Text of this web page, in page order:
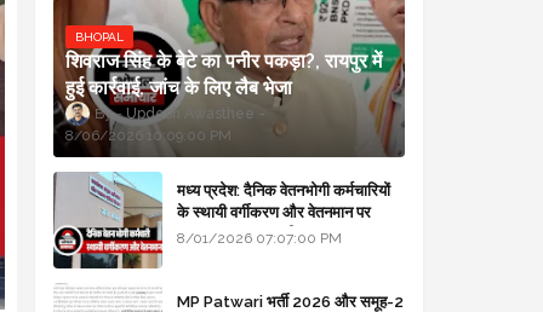
BHOPAL
शिवराज सिंह के बेटे का पनीर पकड़ा?, रायपुर में
हुई कार्रवाई, जांच के लिए लैब भेजा
Updesh Awasthee
8/06/2026 10:09:00 PM
मध्य प्रदेश: दैनिक वेतनभोगी कर्मचारियों
के स्थायी वर्गीकरण और वेतनमान पर
सरकार का बड़ा स्पष्टीकरण
8/01/2026 07:07:00 PM
MP Patwari भर्ती 2026 और समूह-2